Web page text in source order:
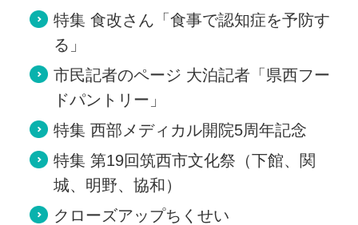
特集 食改さん「食事で認知症を予防す
る」
市民記者のページ 大泊記者「県西フー
ドパントリー」
特集 西部メディカル開院5周年記念
特集 第19回筑西市文化祭（下館、関
城、明野、協和）
クローズアップちくせい